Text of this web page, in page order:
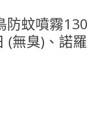
防蚊噴霧130
(無臭)、諾羅